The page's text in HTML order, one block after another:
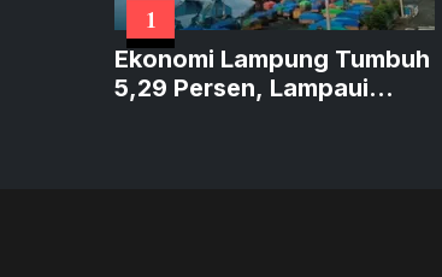
1
Ekonomi Lampung Tumbuh
5,29 Persen, Lampaui